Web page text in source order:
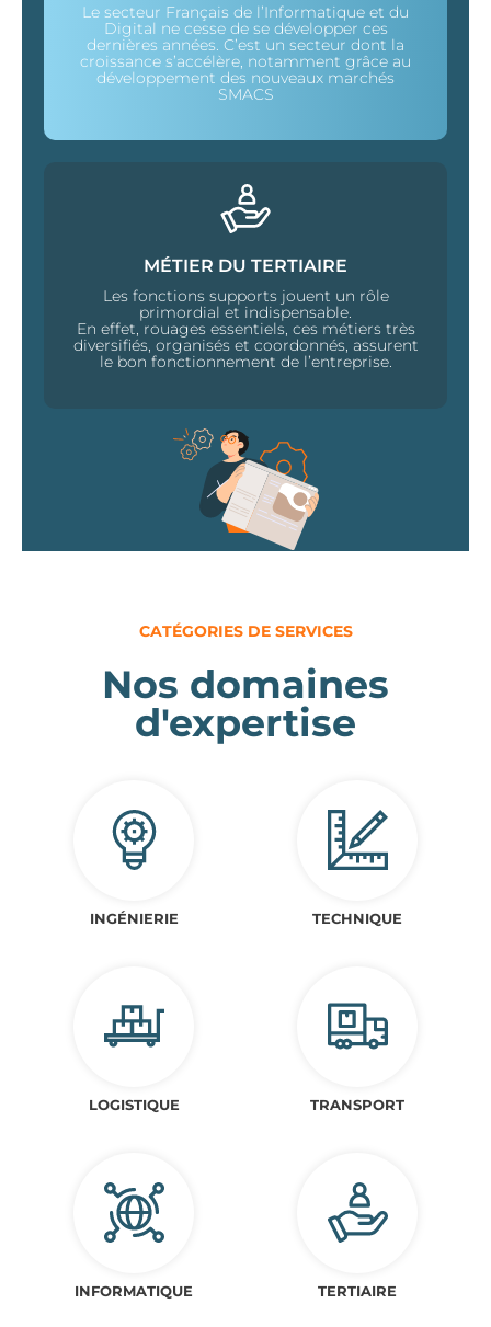
Le secteur Français de l’Informatique et du
Digital ne cesse de se développer ces
dernières années. C’est un secteur dont la
croissance s’accélère, notamment grâce au
développement des nouveaux marchés
SMACS
MÉTIER DU TERTIAIRE
Les fonctions supports jouent un rôle
primordial et indispensable.
En effet, rouages essentiels, ces métiers très
diversifiés, organisés et coordonnés, assurent
le bon fonctionnement de l’entreprise.
CATÉGORIES DE SERVICES
Nos domaines
d'expertise
INGÉNIERIE TECHNIQUE
LOGISTIQUE TRANSPORT
INFORMATIQUE TERTIAIRE